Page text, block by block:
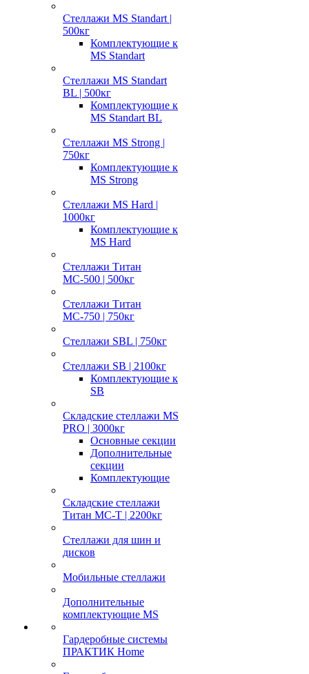
Стеллажи MS Standart |
500кг
Комплектующие к
MS Standart
Стеллажи MS Standart
BL | 500кг
Комплектующие к
MS Standart BL
Стеллажи MS Strong |
750кг
Комплектующие к
MS Strong
Стеллажи MS Hard |
1000кг
Комплектующие к
MS Hard
Стеллажи Титан
МС-500 | 500кг
Стеллажи Титан
МС-750 | 750кг
Стеллажи SBL | 750кг
Стеллажи SB | 2100кг
Комплектующие к
SB
Складские стеллажи MS
PRO | 3000кг
Основные секции
Дополнительные
секции
Комплектующие
Складские стеллажи
Титан МС-Т | 2200кг
Стеллажи для шин и
дисков
Мобильные стеллажи
Дополнительные
комплектующие MS
Гардеробные системы
ПРАКТИК Home